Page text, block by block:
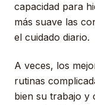
capacidad para
más suave las
el cuidado diario.
A veces, los
rutinas
bien su trabajo y